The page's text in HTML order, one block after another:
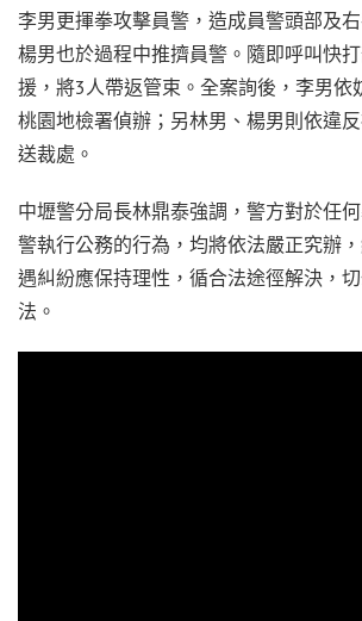
李男更揮拳攻擊員警，造成員警頭部及
楊男也於過程中推擠員警。隨即呼叫快
援，將3人帶返管束。全案詢後，李男依
桃園地檢署偵辦；另林男、楊男則依違
送裁處。
中壢警分局長林鼎泰強調，警方對於任
警執行公務的行為，均將依法嚴正究辦
遇糾紛應保持理性，循合法途徑解決，
法。